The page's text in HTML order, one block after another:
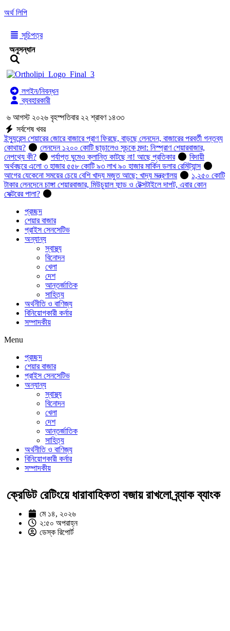
অর্থ লিপি
সূচিপত্র
অনুসন্ধান
লগইন/নিবন্ধন
ব্যবহারকারী
৬ আগস্ট ২০২৬ বৃহস্পতিবার ২২ শ্রাবণ ১৪৩৩
সর্বশেষ খবর
ইন্স্যুরেন্স শেয়ারের জোরে বাজারে প্রাণ ফিরছে, বাড়ছে লেনদেন, বাজারের পরবর্তী গন্তব্য
কোথায়?
লেনদেন ১২০০ কোটি ছাড়ালেও সূচকে মন্দা: নিস্প্রাণ শেয়ারবাজার,
নেপথ্যে কী?
পর্যাপ্ত ঘুমেও ক্লান্তি কাটছে না! আছে প্রতিকার
বিদায়ী
অর্থবছরে এলো ৩ হাজার ৫৫৮ কোটি ৯৩ লাখ ৯০ হাজার মার্কিন ডলার রেমিট্যান্স
আগের যেকেনো সময়ের চেয়ে বেশি খাদ্য মজুত আছে: খাদ্য মন্ত্রণালয়
১,২৫০ কোটি
টাকার লেনদেনে চাঙ্গা শেয়ারবাজার, মিউচুয়াল ফান্ড ও টেক্সটাইলে দাপট, এবার কোন
সেক্টরের পালা?
প্রচ্ছদ
শেয়ার বাজার
প্রাইস সেনসেটিভ
অন্যান্য
স্বাস্থ্য
বিনোদন
খেলা
দেশ
আন্তর্জাতিক
সাহিত্য
অর্থনীতি ও বাণিজ্য
বিনিয়োগকারী কর্নার
সম্পাদকীয়
Menu
প্রচ্ছদ
শেয়ার বাজার
প্রাইস সেনসেটিভ
অন্যান্য
স্বাস্থ্য
বিনোদন
খেলা
দেশ
আন্তর্জাতিক
সাহিত্য
অর্থনীতি ও বাণিজ্য
বিনিয়োগকারী কর্নার
সম্পাদকীয়
ক্রেডিট রেটিংয়ে ধারাবাহিকতা বজায় রাখলো ব্র্যাক ব্যাংক
মে ১৪, ২০২৬
২:৫০ অপরাহ্ন
ডেস্ক রিপোর্ট